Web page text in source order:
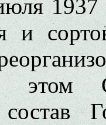
1937
и
этом